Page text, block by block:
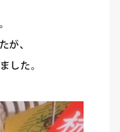
が、
した。